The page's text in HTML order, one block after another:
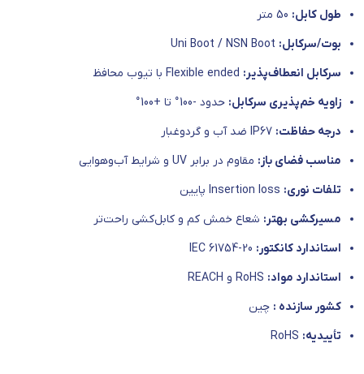
طول کابل:
بوت/سرکابل:
سرکابل انعطاف‌پذیر:
زاویه خم‌پذیری سرکابل: حدود -100° تا +100°
درجه حفاظت:
مناسب فضای باز: مقاوم در برابر UV و شرایط آب‌وهوایی
تلفات نوری:
مسیرکشی بهتر: شعاع خمش کم و کابل‌کشی راحت‌تر
استاندارد کانکتور:
استاندارد مواد:
کشور سازنده : چین
تأییدیه: